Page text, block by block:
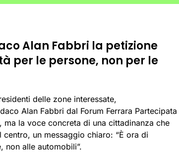
Alan Fabbri la petizione
per le persone, non per le
delle zone interessate,
Alan Fabbri dal Forum Ferrara Partecipata
la voce concreta di una cittadinanza che
un messaggio chiaro: “È ora di
non alle automobili”.